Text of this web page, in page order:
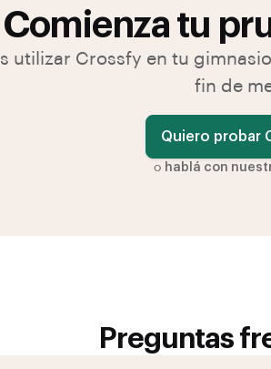
Comienza tu
utilizar Crossfy en tu
fin de
Quiero probar
o hablá con
Preguntas